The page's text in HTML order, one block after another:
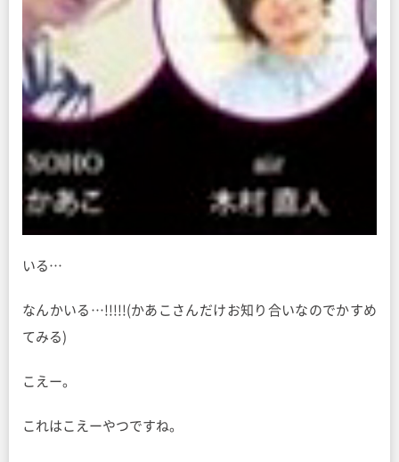
いる…
なんかいる…!!!!!(かあこさんだけお知り合いなのでかすめ
てみる)
こえー。
これはこえーやつですね。